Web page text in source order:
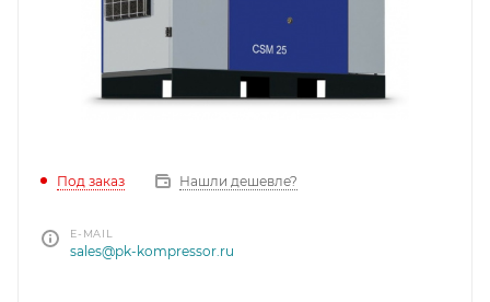
Под заказ Нашли дешевле?
E-MAIL
sales@pk-kompressor.ru